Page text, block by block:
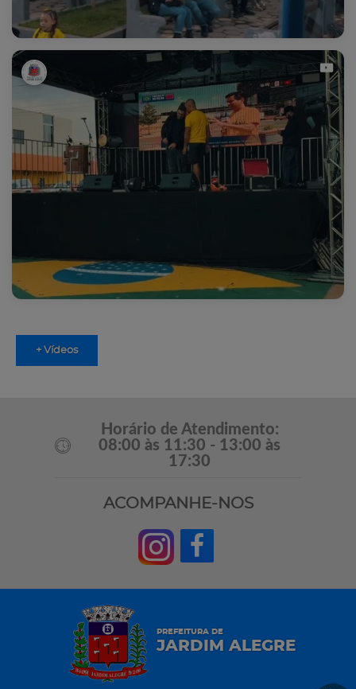
+ Vídeos
Horário de Atendimento:
08:00 às 11:30 - 13:00 às
17:30
ACOMPANHE-NOS
PREFEITURA DE
JARDIM ALEGRE